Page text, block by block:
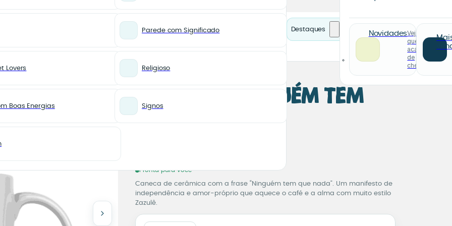
Parede com Significado
Lovers Religioso
Boas Energias Signos
Destaques
NovidadesVeja o
que
acabou
de
chegar
Caneca Ninguém Tem
Que Nada
Pronta para você
Caneca de cerâmica com a frase “Ninguém tem que nada”. Um manifesto de
independência e amor-próprio que aquece o café e a alma com muito estilo
Zazulê.